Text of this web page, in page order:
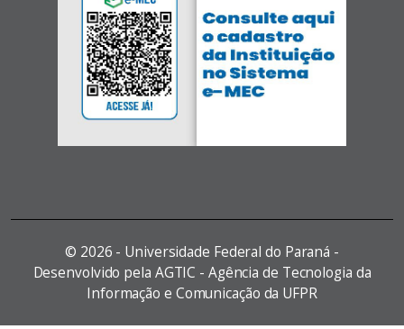
© 2026 - Universidade Federal do Paraná -
Desenvolvido pela AGTIC - Agência de Tecnologia da
Informação e Comunicação da UFPR